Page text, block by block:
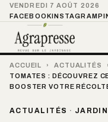
VENDREDI 7 AOÛT 2026
FACEBOOKINSTAGRAM
ACCUEIL › ACTUALITÉS ›
TOMATES : DÉCOUVREZ
BOOSTER VOTRE
ACTUALITÉS · JARDIN